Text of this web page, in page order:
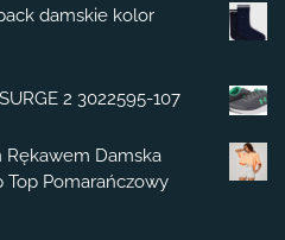
damskie kolor
2 3022595-107
Rękawem Damska
Top Pomarańczowy